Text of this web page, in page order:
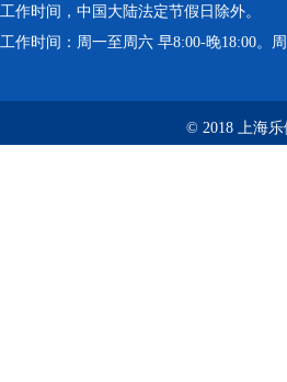
工作时间，中国大陆法定节假日除外。
工作时间：周一至周六 早8:00-晚18:00。
© 2018 上海